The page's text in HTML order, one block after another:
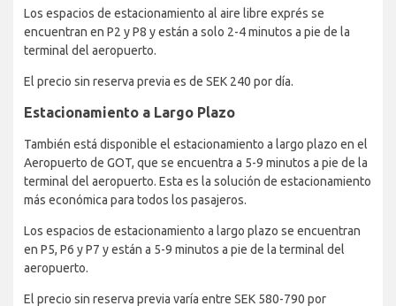
Los espacios de estacionamiento al aire libre exprés se
encuentran en P2 y P8 y están a solo 2-4 minutos a pie de la
terminal del aeropuerto.
El precio sin reserva previa es de SEK 240 por día.
Estacionamiento a Largo Plazo
También está disponible el estacionamiento a largo plazo en el
Aeropuerto de GOT, que se encuentra a 5-9 minutos a pie de la
terminal del aeropuerto. Esta es la solución de estacionamiento
más económica para todos los pasajeros.
Los espacios de estacionamiento a largo plazo se encuentran
en P5, P6 y P7 y están a 5-9 minutos a pie de la terminal del
aeropuerto.
El precio sin reserva previa varía entre SEK 580-790 por